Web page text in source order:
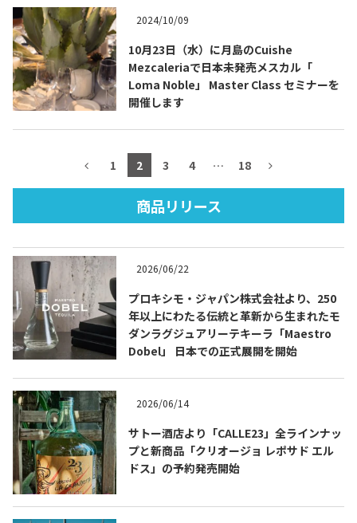
About
テキーラのつくり方 テキーラマーケット
テキーラの飲み方 テキーラマップ
メキシコ料理
メキシコの記念日 トピックス
イベント一覧
テキーラ・メスカルが 飲めるバー
2024/10/09
10月23日（水）に月島のCuishe
Mezcaleriaで日本未発売メスカル「
Loma Noble」 Master Class セミナーを
開催します
1 2 3 4 … 18
商品リリース
2026/06/22
プロキシモ・ジャパン株式会社より、250
年以上にわたる伝統と革新から生まれたモ
ダンラグジュアリーテキーラ「Maestro
Dobel」 日本での正式展開を開始
2026/06/14
サトー酒店より「CALLE23」全ラインナッ
プと新商品「クリオージョ レポサド エル
ドス」の予約発売開始